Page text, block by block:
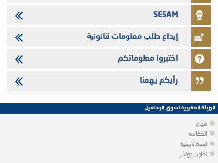
SESAM
إيداع طلب معلومات قانونية
اختبروا معلوماتكم
رأيكم يهمنا
الهيئة المغربية لسوق الرساميل
مهام
الحكامة
لمحة تاريخية
تعاون دولي